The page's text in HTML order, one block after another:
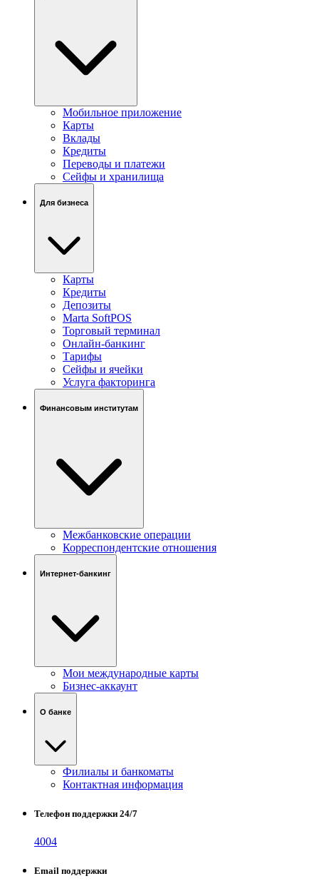
Мобильное приложение
Карты
Вклады
Кредиты
Переводы и платежи
Сейфы и хранилища
Для бизнеса
Карты
Кредиты
Депозиты
Marta SoftPOS
Торговый терминал
Онлайн-банкинг
Тарифы
Сейфы и ячейки
Услуга факторинга
Финансовым институтам
Межбанковские операции
Корреспондентские отношения
Интернет-банкинг
Мои международные карты
Бизнес-аккаунт
О банке
Филиалы и банкоматы
Контактная информация
Телефон поддержки 24/7
4004
Email поддержки